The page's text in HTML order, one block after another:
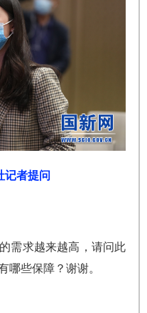
记者提问
需求越来越高，请问此
哪些保障？谢谢。